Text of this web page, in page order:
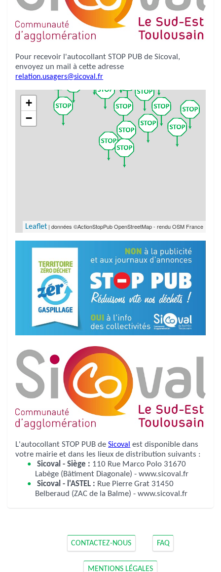
Pour recevoir l'autocollant STOP PUB de Sicoval,
envoyez un mail à cette adresse
relation.usagers@sicoval.fr
+
−
Leaflet| données ©ActionStopPub OpenStreetMap - rendu OSM France
L'autocollant STOP PUB deSicoval est disponible dans
votre mairie et dans les lieux de distribution suivants :
Sicoval - Siège :
Labège (Bâtiment Diagonale) - www.sicoval.fr
Sicoval - l'ASTEL :
Belberaud (ZAC de la Balme) - www.sicoval.fr
CONTACTEZ-NOUS FAQ
MENTIONS LÉGALES